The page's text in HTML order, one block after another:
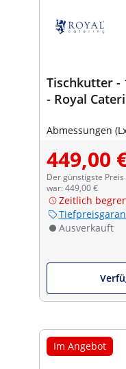
Tischkutter -
- Royal
Abmessungen
449,00
Der günstigste
war: 449,00 €
Zeitlich
Ausverkauft
Im Angebot